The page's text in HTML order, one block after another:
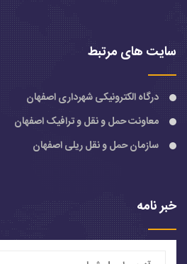
سایت های مرتبط
درگاه الکترونیکی شهرداری اصفهان
معاونت حمل و نقل و ترافیک اصفهان
سازمان حمل و نقل ریلی اصفهان
خبر نامه